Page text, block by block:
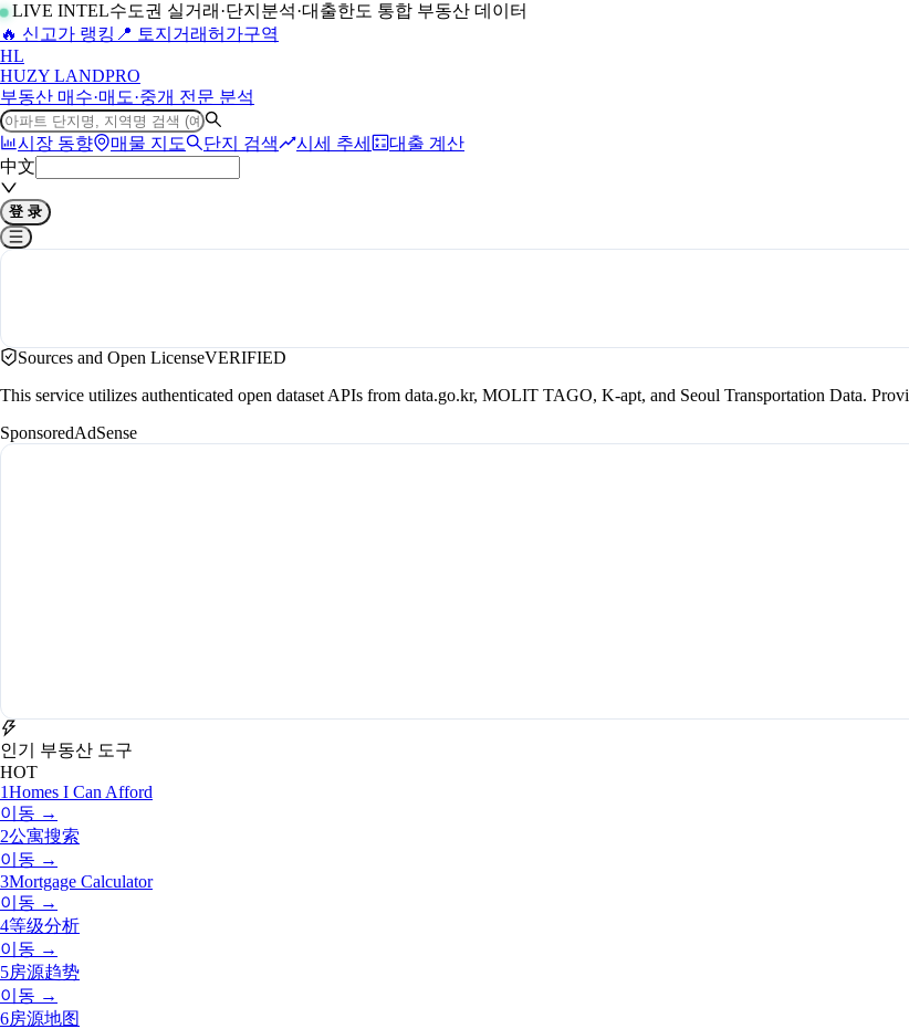
LIVE INTEL수도권 실거래·단지분석·대출한도 통합 부동산 데이터
🔥 신고가 랭킹 📍 토지거래허가구역
HL
HUZY LANDPRO
부동산 매수·매도·중개 전문 분석
시장 동향 매물 지도 단지 검색 시세 추세
대출 계산
中文
登 录
Sources and Open LicenseVERIFIED
This service utilizes authenticated open dataset APIs from data.go.kr, MOLIT TAGO, K-apt, and Seoul Transportation Data.
SponsoredAdSense
인기 부동산 도구
HOT
1Homes I Can Afford
이동 →
2公寓搜索
이동 →
3Mortgage Calculator
이동 →
4等级分析
이동 →
5房源趋势
이동 →
6房源地图